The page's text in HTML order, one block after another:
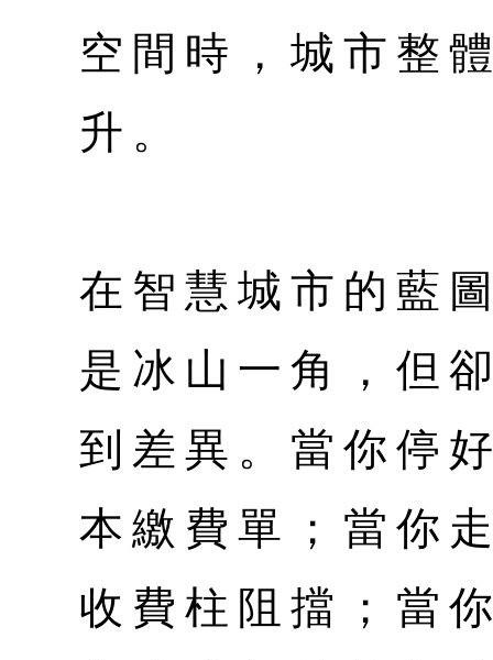
空間時，城市整
升。
在智慧城市的藍
是冰山一角，但
到差異。當你停
本繳費單；當你
收費柱阻擋；當